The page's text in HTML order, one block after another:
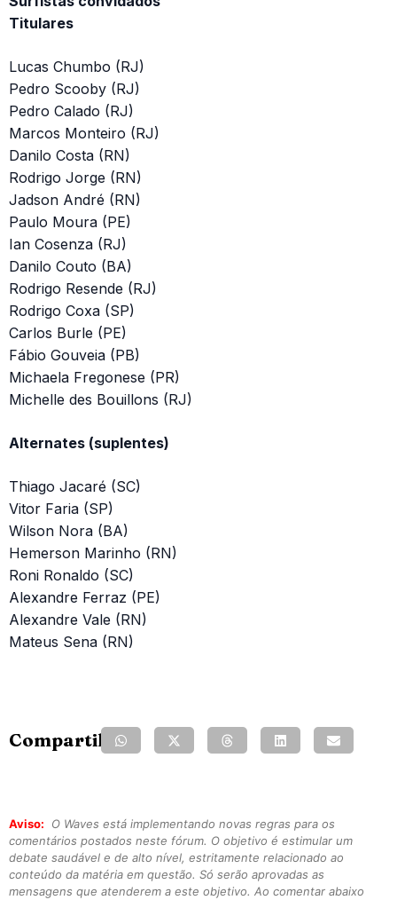
Titulares
Lucas Chumbo (RJ)
Pedro Scooby (RJ)
Pedro Calado (RJ)
Marcos Monteiro (RJ)
Danilo Costa (RN)
Rodrigo Jorge (RN)
Jadson André (RN)
Paulo Moura (PE)
Ian Cosenza (RJ)
Danilo Couto (BA)
Rodrigo Resende (RJ)
Rodrigo Coxa (SP)
Carlos Burle (PE)
Fábio Gouveia (PB)
Michaela Fregonese (PR)
Michelle des Bouillons (RJ)
Alternates (suplentes)
Thiago Jacaré (SC)
Vitor Faria (SP)
Wilson Nora (BA)
Hemerson Marinho (RN)
Roni Ronaldo (SC)
Alexandre Ferraz (PE)
Alexandre Vale (RN)
Mateus Sena (RN)
Compartilhe:
Aviso:
O Waves está implementando novas regras para os
comentários postados neste fórum. O objetivo é estimular um
debate saudável e de alto nível, estritamente relacionado ao
conteúdo da matéria em questão. Só serão aprovadas as
mensagens que atenderem a este objetivo. Ao comentar abaixo